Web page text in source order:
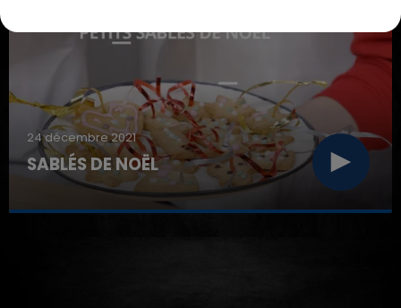
24 décembre 2021
SABLÉS DE NOËL